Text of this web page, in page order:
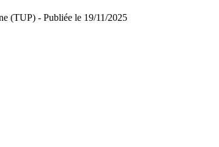
(TUP) - Publiée le 19/11/2025